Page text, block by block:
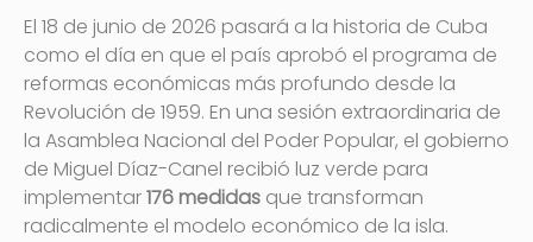
El 18 de junio de 2026 pasará a la historia de Cuba
como el día en que el país aprobó el programa de
reformas económicas más profundo desde la
Revolución de 1959. En una sesión extraordinaria de
la Asamblea Nacional del Poder Popular, el gobierno
de Miguel Díaz-Canel recibió luz verde para
implementar176 medidas que transforman
radicalmente el modelo económico de la isla.